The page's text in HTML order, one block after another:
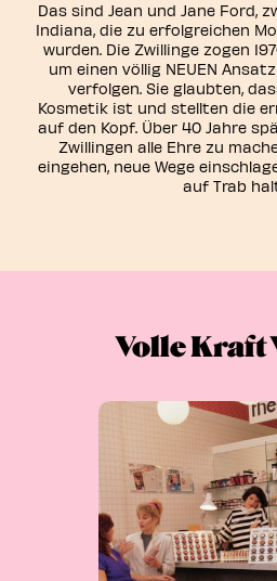
Das sind Jean und Jane Ford,
Indiana, die zu erfolgreichen
wurden. Die Zwillinge zogen
um einen völlig NEUEN
verfolgen. Sie glaubten,
Kosmetik ist und stellten die
auf den Kopf. Über 40 Jahre
Zwillingen alle Ehre zu
eingehen, neue Wege
auf Trab
Volle Kraft